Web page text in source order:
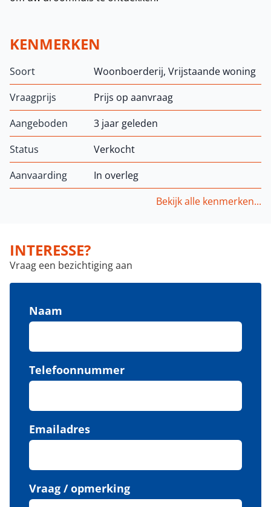
KENMERKEN
Soort
Woonboerderij, Vrijstaande woning
Vraagprijs
Prijs op aanvraag
Aangeboden
3 jaar geleden
Status
Verkocht
Aanvaarding
In overleg
Bekijk alle kenmerken...
INTERESSE?
Vraag een bezichtiging aan
Naam
Telefoonnummer
Emailadres
Vraag / opmerking